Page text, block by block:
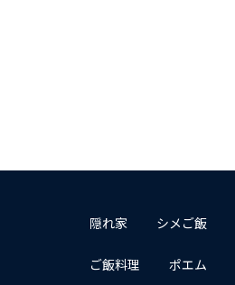
隠れ家 シメご飯
ご飯料理 ポエム